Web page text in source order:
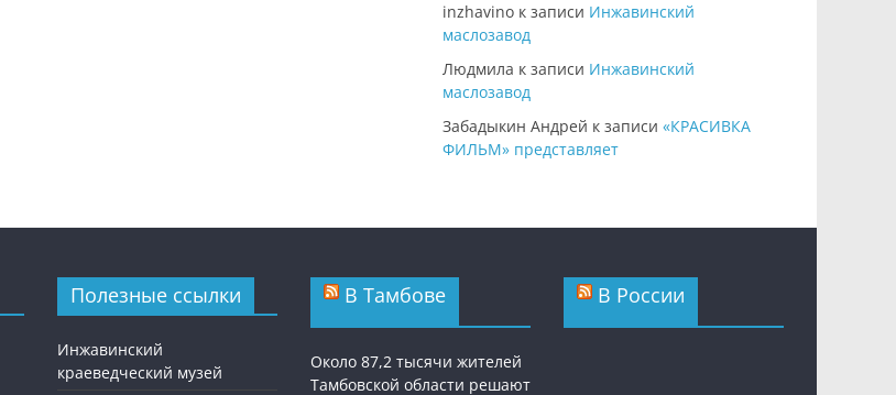
inzhavino к записи Инжавинский
маслозавод
Людмила к записи Инжавинский
маслозавод
Забадыкин Андрей к записи «КРАСИВКА
ФИЛЬМ» представляет
Полезные ссылки
Инжавинский
краеведческий музей
В Тамбове
Около 87,2 тысячи жителей
Тамбовской области решают
В России